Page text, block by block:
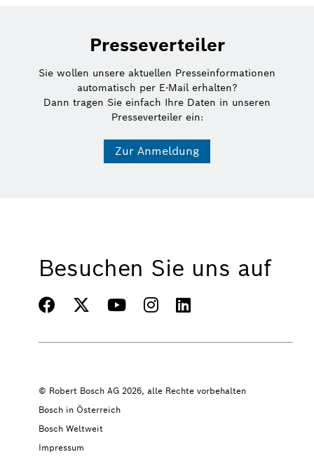
Presseverteiler
Sie wollen unsere aktuellen Presseinformationen
automatisch per E-Mail erhalten?
Dann tragen Sie einfach Ihre Daten in unseren
Presseverteiler ein:
Zur Anmeldung
Besuchen Sie uns auf
© Robert Bosch AG 2026, alle Rechte vorbehalten
Bosch in Österreich
Bosch Weltweit
Impressum